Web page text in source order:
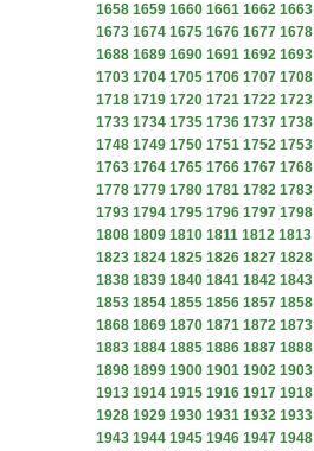
1658 1659 1660 1661 1662 1663
1673 1674 1675 1676 1677 1678
1688 1689 1690 1691 1692 1693
1703 1704 1705 1706 1707 1708
1718 1719 1720 1721 1722 1723
1733 1734 1735 1736 1737 1738
1748 1749 1750 1751 1752 1753
1763 1764 1765 1766 1767 1768
1778 1779 1780 1781 1782 1783
1793 1794 1795 1796 1797 1798
1808 1809 1810 1811 1812 1813
1823 1824 1825 1826 1827 1828
1838 1839 1840 1841 1842 1843
1853 1854 1855 1856 1857 1858
1868 1869 1870 1871 1872 1873
1883 1884 1885 1886 1887 1888
1898 1899 1900 1901 1902 1903
1913 1914 1915 1916 1917 1918
1928 1929 1930 1931 1932 1933
1943 1944 1945 1946 1947 1948